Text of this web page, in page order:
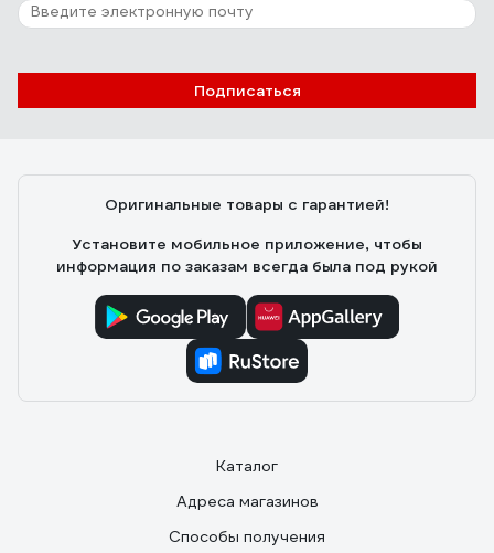
Подписаться
Оригинальные товары с гарантией!
Установите мобильное приложение, чтобы
информация по заказам всегда была под рукой
Каталог
Адреса магазинов
Способы получения